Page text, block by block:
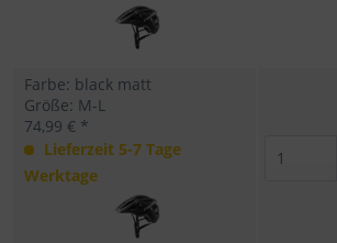
Farbe: black matt
Größe: M-L
74,99 € *
Lieferzeit 5-7 Tage
Werktage